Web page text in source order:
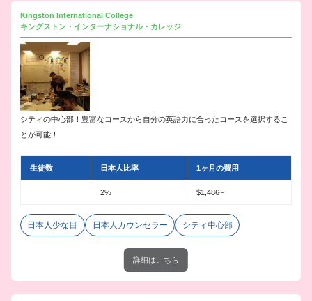
Kingston International College
キングストン・インターナショナル・カレッジ
シティの中心部！豊富なコースから自分の英語力に合ったコースを選択するこ
とが可能！
生徒数 日本人比率 1ヶ月の費用
2% $1,486~
日本人少な目 日本人カウンセラー シティ中心部
詳細はこちら